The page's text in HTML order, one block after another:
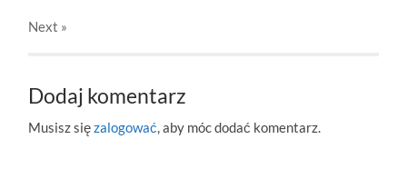
Next »
Dodaj komentarz
Musisz sięzalogować , aby móc dodać komentarz.